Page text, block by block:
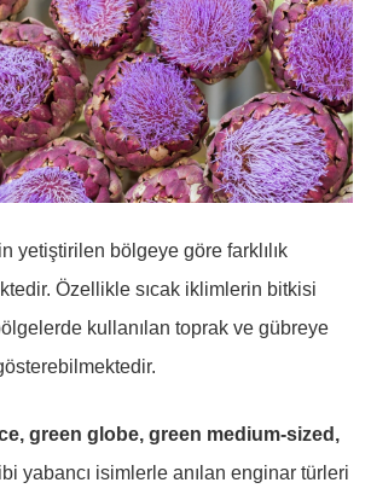
yetiştirilen bölgeye göre farklılık
Özellikle sıcak iklimlerin bitkisi
kullanılan toprak ve gübreye
green globe, green medium-sized,
yabancı isimlerle anılan enginar türleri